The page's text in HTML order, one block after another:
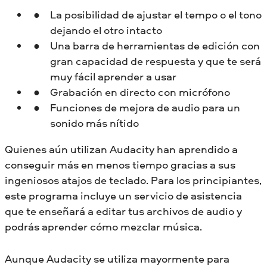
La posibilidad de ajustar el tempo o el tono
dejando el otro intacto
Una barra de herramientas de edición con
gran capacidad de respuesta y que te será
muy fácil aprender a usar
Grabación en directo con micrófono
Funciones de mejora de audio para un
sonido más nítido
Quienes aún utilizan Audacity han aprendido a
conseguir más en menos tiempo gracias a sus
ingeniosos atajos de teclado. Para los principiantes,
este programa incluye un servicio de asistencia
que te enseñará a editar tus archivos de audio y
podrás aprender cómo mezclar música.
Aunque Audacity se utiliza mayormente para